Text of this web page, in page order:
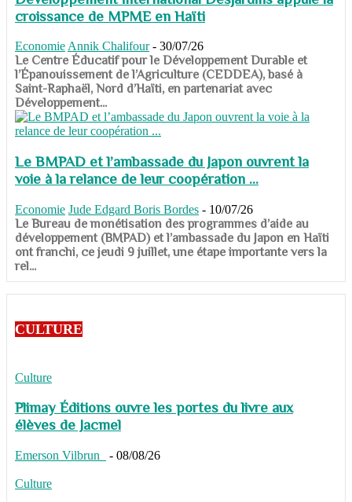
croissance de MPME en Haïti
Economie Annik Chalifour - 30/07/26
​​​​​​​Le Centre Éducatif pour le Développement Durable et
l’Épanouissement de l’Agriculture (CEDDEA), basé à
Saint-Raphaël, Nord d’Haïti, en partenariat avec
Développement...
Le BMPAD et l’ambassade du Japon ouvrent la
voie à la relance de leur coopération ...
Economie Jude Edgard Boris Bordes - 10/07/26
​​​​​​​Le Bureau de monétisation des programmes d’aide au
développement (BMPAD) et l’ambassade du Japon en Haïti
ont franchi, ce jeudi 9 juillet, une étape importante vers la
rel...
CULTURE
Culture
Plimay Éditions ouvre les portes du livre aux
élèves de Jacmel
Emerson Vilbrun - 08/08/26
Culture